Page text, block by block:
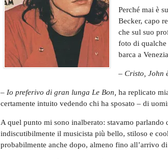
Perché mai è
Becker, capo
che sul suo
foto di
barca a
– Cristo, John
– Io preferivo di gran lunga Le Bon, ha replicato
certamente intuito vedendo chi ha sposato – di
A quel punto mi sono inalberato: stavamo parlando
indiscutibilmente il musicista più bello, stiloso e
probabilmente anche dopo, almeno fino all’arrivo